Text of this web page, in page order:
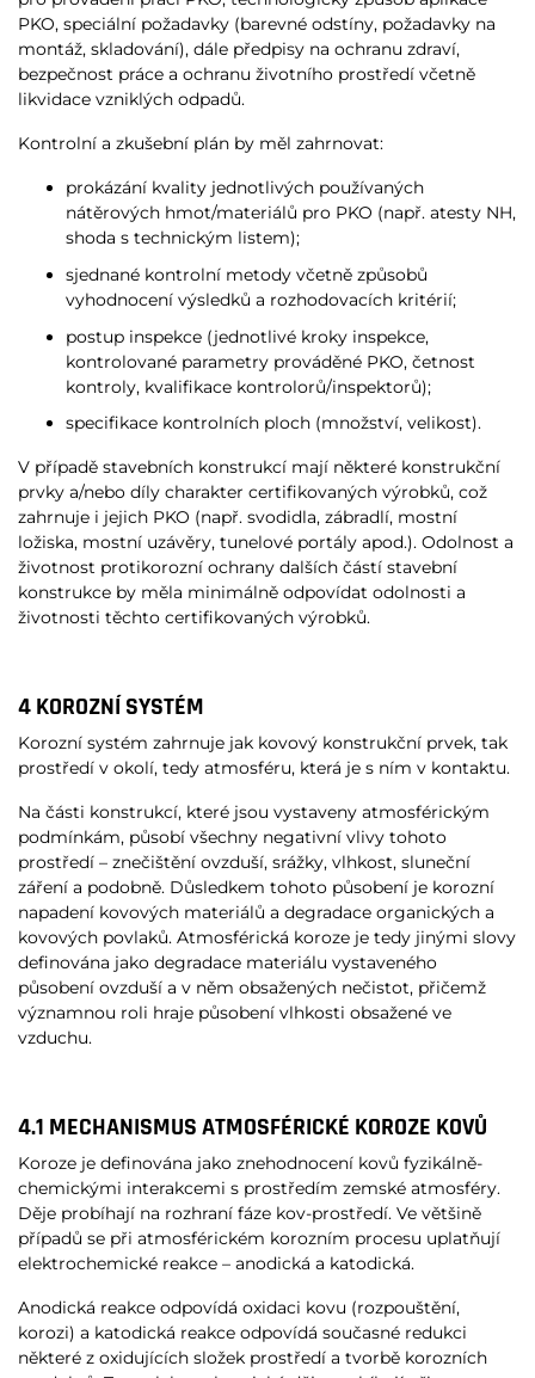
PKO, speciální požadavky (barevné odstíny, požadavky na
montáž, skladování), dále předpisy na ochranu zdraví,
bezpečnost práce a ochranu životního prostředí včetně
likvidace vzniklých odpadů.
Kontrolní a zkušební plán by měl zahrnovat:
prokázání kvality jednotlivých používaných
nátěrových hmot/materiálů pro PKO (např. atesty NH,
shoda s technickým listem);
sjednané kontrolní metody včetně způsobů
vyhodnocení výsledků a rozhodovacích kritérií;
postup inspekce (jednotlivé kroky inspekce,
kontrolované parametry prováděné PKO, četnost
kontroly, kvalifikace kontrolorů/inspektorů);
specifikace kontrolních ploch (množství, velikost).
V případě stavebních konstrukcí mají některé konstrukční
prvky a/nebo díly charakter certifikovaných výrobků, což
zahrnuje i jejich PKO (např. svodidla, zábradlí, mostní
ložiska, mostní uzávěry, tunelové portály apod.). Odolnost a
životnost protikorozní ochrany dalších částí stavební
konstrukce by měla minimálně odpovídat odolnosti a
životnosti těchto certifikovaných výrobků.
4 KOROZNÍ SYSTÉM
Korozní systém zahrnuje jak kovový konstrukční prvek, tak
prostředí v okolí, tedy atmosféru, která je s ním v kontaktu.
Na části konstrukcí, které jsou vystaveny atmosférickým
podmínkám, působí všechny negativní vlivy tohoto
prostředí – znečištění ovzduší, srážky, vlhkost, sluneční
záření a podobně. Důsledkem tohoto působení je korozní
napadení kovových materiálů a degradace organických a
kovových povlaků. Atmosférická koroze je tedy jinými slovy
definována jako degradace materiálu vystaveného
působení ovzduší a v něm obsažených nečistot, přičemž
významnou roli hraje působení vlhkosti obsažené ve
vzduchu.
4.1 MECHANISMUS ATMOSFÉRICKÉ KOROZE KOVŮ
Koroze je definována jako znehodnocení kovů fyzikálně-
chemickými interakcemi s prostředím zemské atmosféry.
Děje probíhají na rozhraní fáze kov-prostředí. Ve většině
případů se při atmosférickém korozním procesu uplatňují
elektrochemické reakce – anodická a katodická.
Anodická reakce odpovídá oxidaci kovu (rozpouštění,
korozi) a katodická reakce odpovídá současné redukci
některé z oxidujících složek prostředí a tvorbě korozních